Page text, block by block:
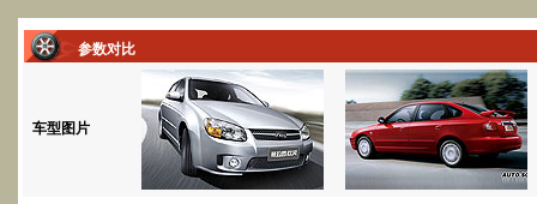
参数对比
车型图片